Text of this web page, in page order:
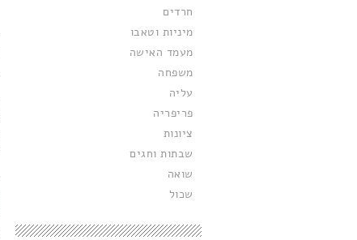
חרדים
מיניות וטאבו
מעמד האישה
משפחה
עליה
פריפריה
ציונות
שבתות וחגים
שואה
שכול